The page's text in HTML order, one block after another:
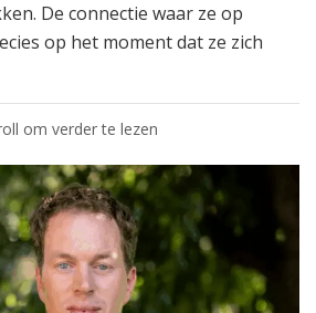
De connectie waar ze op
op het moment dat ze zich
om verder te lezen